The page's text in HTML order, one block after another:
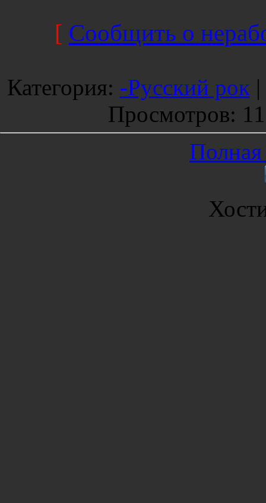
[ Сообщить о
Категория: -Русский рок |
Просмотров:
Полная